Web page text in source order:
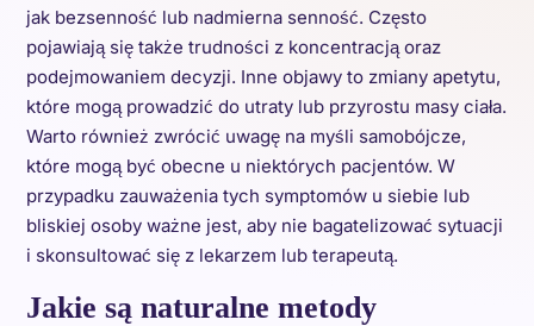
jak bezsenność lub nadmierna senność. Często
pojawiają się także trudności z koncentracją oraz
podejmowaniem decyzji. Inne objawy to zmiany apetytu,
które mogą prowadzić do utraty lub przyrostu masy ciała.
Warto również zwrócić uwagę na myśli samobójcze,
które mogą być obecne u niektórych pacjentów. W
przypadku zauważenia tych symptomów u siebie lub
bliskiej osoby ważne jest, aby nie bagatelizować sytuacji
i skonsultować się z lekarzem lub terapeutą.
Jakie są naturalne metody